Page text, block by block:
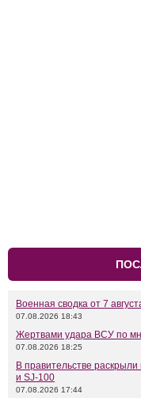
Военная сводка от 7
07.08.2026 18:43
Жертвами удара ВСУ по
07.08.2026 18:25
В правительстве
и SJ-100
07.08.2026 17:44